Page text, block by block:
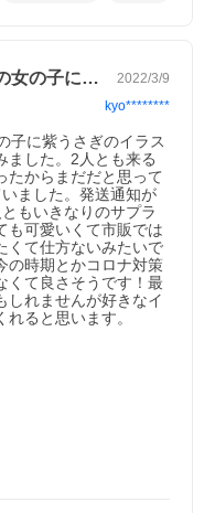
女の子に… 2022/3/9
kyo********
子に紫うさぎのイラス
ました。2人とも来る
たからまだだと思って
ました。発送通知が
もいきなりのサプラ
も可愛いくて市販では
くて仕方ないみたいで
の時期とかコロナ対策
くて良さそうです！最
しれませんが好きなイ
ると思います。